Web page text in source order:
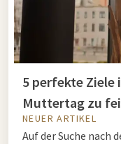
5 perfekte Ziele
Muttertag zu
NEUER ARTIKEL
Auf der Suche nach